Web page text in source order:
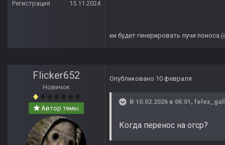
Регистрация
15.11.2024
ии будет генерировать лучи
Flicker652
Новичок
Автор темы
Опубликовано 10 февраля
В 10.02.2026 в 06:01,
Когда перенос на огср?